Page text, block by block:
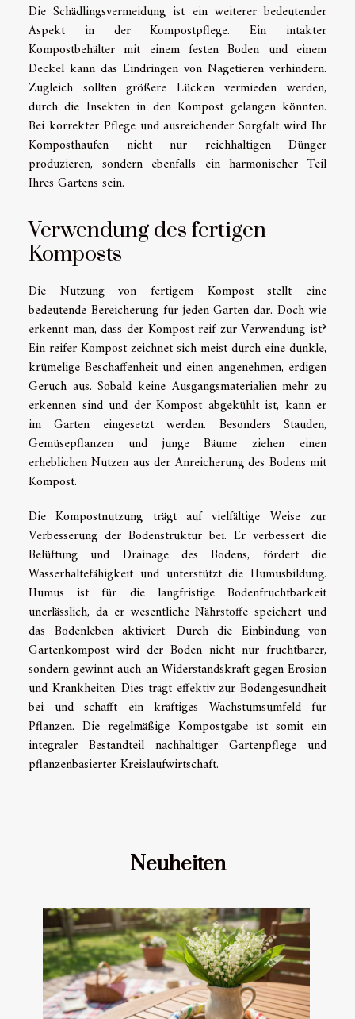
Die Schädlingsvermeidung ist ein weiterer bedeutender
Aspekt in der Kompostpflege. Ein intakter
Kompostbehälter mit einem festen Boden und einem
Deckel kann das Eindringen von Nagetieren verhindern.
Zugleich sollten größere Lücken vermieden werden,
durch die Insekten in den Kompost gelangen könnten.
Bei korrekter Pflege und ausreichender Sorgfalt wird Ihr
Komposthaufen nicht nur reichhaltigen Dünger
produzieren, sondern ebenfalls ein harmonischer Teil
Ihres Gartens sein.
Verwendung des fertigen
Komposts
Die Nutzung von fertigem Kompost stellt eine
bedeutende Bereicherung für jeden Garten dar. Doch wie
erkennt man, dass der Kompost reif zur Verwendung ist?
Ein reifer Kompost zeichnet sich meist durch eine dunkle,
krümelige Beschaffenheit und einen angenehmen, erdigen
Geruch aus. Sobald keine Ausgangsmaterialien mehr zu
erkennen sind und der Kompost abgekühlt ist, kann er
im Garten eingesetzt werden. Besonders Stauden,
Gemüsepflanzen und junge Bäume ziehen einen
erheblichen Nutzen aus der Anreicherung des Bodens mit
Kompost.
Die Kompostnutzung trägt auf vielfältige Weise zur
Verbesserung der Bodenstruktur bei. Er verbessert die
Belüftung und Drainage des Bodens, fördert die
Wasserhaltefähigkeit und unterstützt die Humusbildung.
Humus ist für die langfristige Bodenfruchtbarkeit
unerlässlich, da er wesentliche Nährstoffe speichert und
das Bodenleben aktiviert. Durch die Einbindung von
Gartenkompost wird der Boden nicht nur fruchtbarer,
sondern gewinnt auch an Widerstandskraft gegen Erosion
und Krankheiten. Dies trägt effektiv zur Bodengesundheit
bei und schafft ein kräftiges Wachstumsumfeld für
Pflanzen. Die regelmäßige Kompostgabe ist somit ein
integraler Bestandteil nachhaltiger Gartenpflege und
pflanzenbasierter Kreislaufwirtschaft.
Neuheiten